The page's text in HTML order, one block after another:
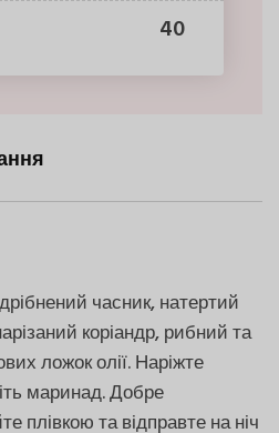
40
часник, натертий
коріандр, рибний та
ложок олії. Наріжте
маринад. Добре
плівкою та відправте на ніч